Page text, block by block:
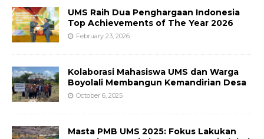
UMS Raih Dua Penghargaan Indonesia
Top Achievements of The Year 2026
February 23, 2026
Kolaborasi Mahasiswa UMS dan Warga
Boyolali Membangun Kemandirian Desa
October 6, 2025
Masta PMB UMS 2025: Fokus Lakukan